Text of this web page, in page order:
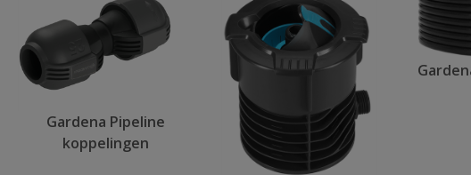
Gardena Pipeline
koppelingen